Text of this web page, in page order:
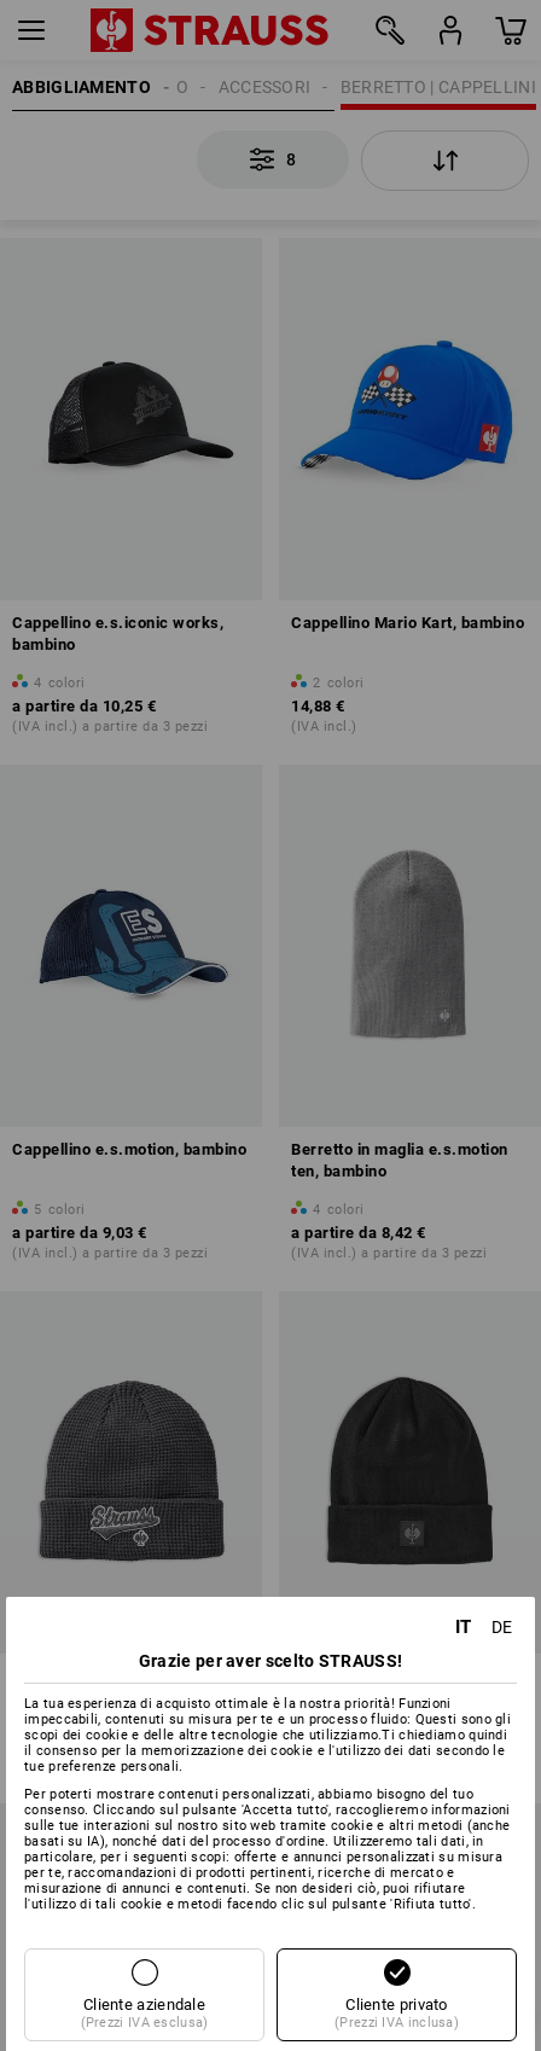
ABBIGLIAMENTO BERRETTO | CAPPELLINI
ACCESSORI
BAMBINO
8
Cappellino e.s.iconic works,
bambino
4 colori
a partire da 10,25 €
(IVA incl.) a partire da 3 pezzi
Cappellino Mario Kart, bambino
2 colori
14,88 €
(IVA incl.)
Cappellino e.s.motion, bambino
5 colori
a partire da 9,03 €
(IVA incl.) a partire da 3 pezzi
Berretto in maglia e.s.motion
ten, bambino
4 colori
a partire da 8,42 €
(IVA incl.) a partire da 3 pezzi
Berretto in maglia e.s.e:pic
3 colori
a partire da 13,30 €
(IVA incl.) a partire da 3 pezzi
7 colori
a partire da 12,08 €
IT
DE
Grazie per aver scelto STRAUSS!
La tua esperienza di acquisto ottimale è la nostra priorità! Funzioni
impeccabili, contenuti su misura per te e un processo fluido: Questi sono gli
scopi dei cookie e delle altre tecnologie che utilizziamo.Ti chiediamo quindi
il consenso per la memorizzazione dei cookie e l'utilizzo dei dati secondo le
tue preferenze personali.
Per poterti mostrare contenuti personalizzati, abbiamo bisogno del tuo
consenso. Cliccando sul pulsante 'Accetta tutto', raccoglieremo informazioni
sulle tue interazioni sul nostro sito web tramite cookie e altri metodi (anche
basati su IA), nonché dati del processo d'ordine. Utilizzeremo tali dati, in
particolare, per i seguenti scopi: offerte e annunci personalizzati su misura
per te, raccomandazioni di prodotti pertinenti, ricerche di mercato e
misurazione di annunci e contenuti. Se non desideri ciò, puoi rifiutare
l'utilizzo di tali cookie e metodi facendo clic sul pulsante 'Rifiuta tutto'.
Cliente aziendale
(Prezzi IVA esclusa)
Cliente privato
(Prezzi IVA inclusa)